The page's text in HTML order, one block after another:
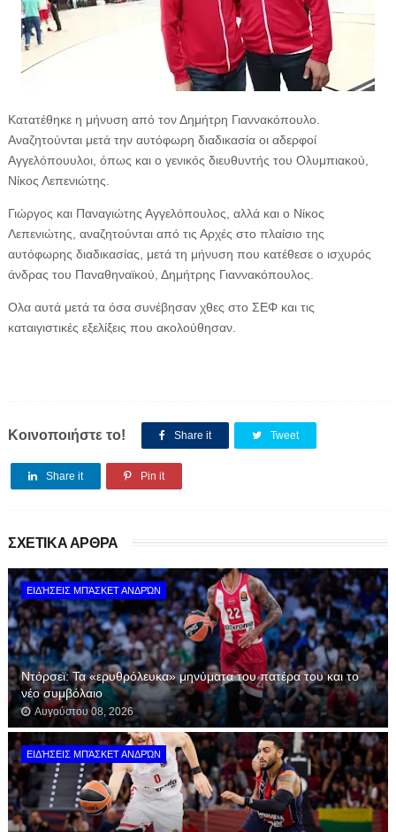
Κατατέθηκε η μήνυση από τον Δημήτρη Γιαννακόπουλο.
Αναζητούνται μετά την αυτόφωρη διαδικασία οι αδερφοί
Αγγελόπουυλοι, όπως και ο γενικός διευθυντής του Ολυμπιακού,
Νίκος Λεπενιώτης.
Γιώργος και Παναγιώτης Αγγελόπουλος, αλλά και ο Νίκος
Λεπενιώτης, αναζητούνται από τις Αρχές στο πλαίσιο της
αυτόφωρης διαδικασίας, μετά τη μήνυση που κατέθεσε ο ισχυρός
άνδρας του Παναθηναϊκού, Δημήτρης Γιαννακόπουλος.
Ολα αυτά μετά τα όσα συνέβησαν χθες στο ΣΕΦ και τις
καταιγιστικές εξελίξεις που ακολούθησαν.
Κοινοποιήστε το! Share it Tweet
Share it Pin it
ΣΧΕΤΙΚΑ ΑΡΘΡΑ
ΕΙΔΉΣΕΙΣ ΜΠΆΣΚΕΤ ΑΝΔΡΏΝ
Ντόρσεϊ: Τα «ερυθρόλευκα» μηνύματα του πατέρα του και το
νέο συμβόλαιο
Αυγούστου 08, 2026
ΕΙΔΉΣΕΙΣ ΜΠΆΣΚΕΤ ΑΝΔΡΏΝ